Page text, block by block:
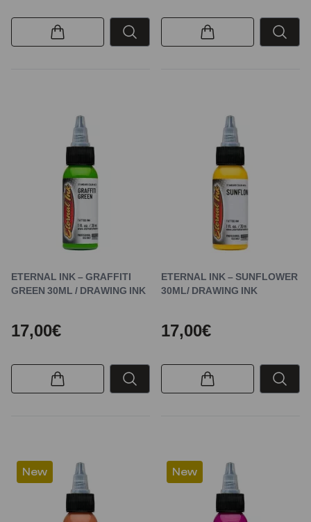
ETERNAL INK – GRAFFITI
GREEN 30ML / DRAWING INK
17,00€
ETERNAL INK – SUNFLOWER
30ML/ DRAWING INK
17,00€
New New